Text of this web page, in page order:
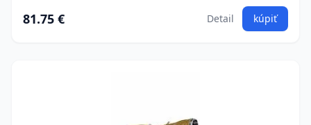
81.75 € Detail kúpiť